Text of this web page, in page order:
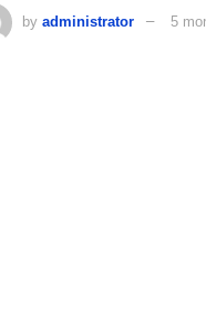
by administrator 5